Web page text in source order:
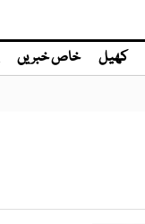
کھیل خاص خبریں